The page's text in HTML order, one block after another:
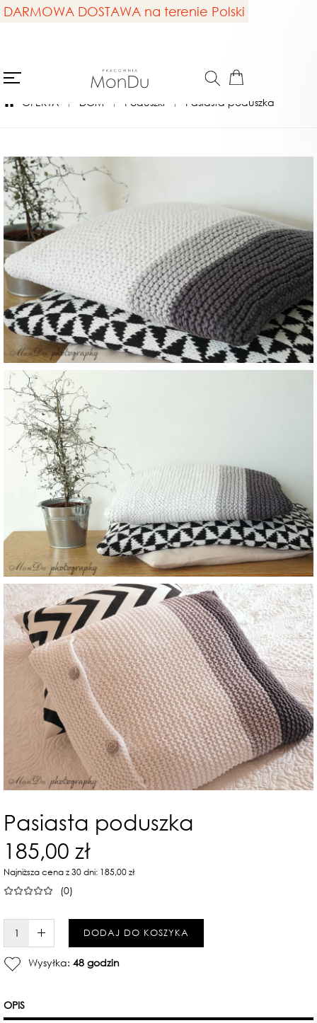
DARMOWA DOSTAWA na terenie Polski
OFERTA DOM Poduszki Pasiasta poduszka
Pasiasta poduszka
185,00 zł
Najniższa cena z 30 dni: 185,00 zł
(0)
W KOSZYKU :)DODAJ DO KOSZYKA
Wysyłka: 48 godzin
OPIS